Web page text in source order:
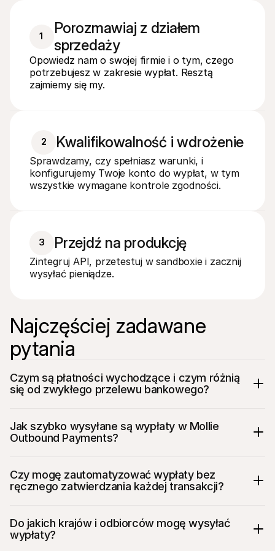
1
Porozmawiaj z działem
sprzedaży
Opowiedz nam o swojej firmie i o tym, czego
potrzebujesz w zakresie wypłat. Resztą
zajmiemy się my.
2 Kwalifikowalność i wdrożenie
Sprawdzamy, czy spełniasz warunki, i
konfigurujemy Twoje konto do wypłat, w tym
wszystkie wymagane kontrole zgodności.
3 Przejdź na produkcję
Zintegruj API, przetestuj w sandboxie i zacznij
wysyłać pieniądze.
Najczęściej zadawane
pytania
Czym są płatności wychodzące i czym różnią
się od zwykłego przelewu bankowego?
Jak szybko wysyłane są wypłaty w Mollie
Outbound Payments?
Czy mogę zautomatyzować wypłaty bez
ręcznego zatwierdzania każdej transakcji?
Do jakich krajów i odbiorców mogę wysyłać
wypłaty?